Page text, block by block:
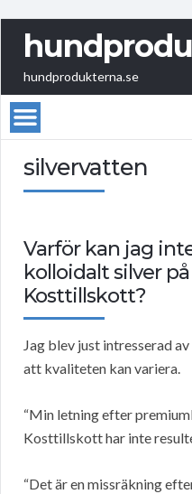
hundprodukterna.se
silvervatten
Varför kan jag
kolloidalt silver
Kosttillskott?
Jag blev just intresserad
att kvaliteten kan variera.
“Min letning efter
Kosttillskott har inte
“Det är en missräkning